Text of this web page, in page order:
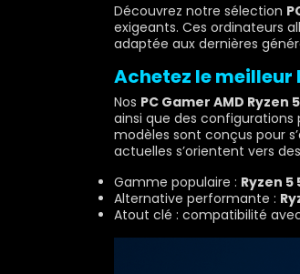
Découvrez notre sélection
exigeants. Ces ordinateurs
adaptée aux dernières
Achetez le meilleur
Nos PC Gamer AMD Ryzen 5
ainsi que des configurations
modèles sont conçus pour
actuelles s’orientent vers
Gamme populaire : Ryzen 5
Alternative performante :
Atout clé : compatibilité